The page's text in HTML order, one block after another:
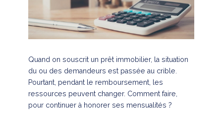
Quand on souscrit un prêt immobilier, la situation
du ou des demandeurs est passée au crible.
Pourtant, pendant le remboursement, les
ressources peuvent changer. Comment faire,
pour continuer à honorer ses mensualités ?